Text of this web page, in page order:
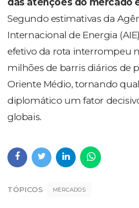
das atenções do mercado
Segundo estimativas da
Internacional de Energia
efetivo da rota interrompeu
milhões de barris diários de
Oriente Médio, tornando
diplomático um fator
globais.
TÓPICOS MERCADOS